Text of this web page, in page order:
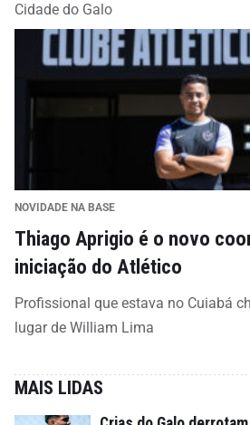
Cidade do Galo
NOVIDADE NA BASE
Thiago Aprigio é o novo
iniciação do Atlético
Profissional que estava no Cuiabá
lugar de William Lima
MAIS LIDAS